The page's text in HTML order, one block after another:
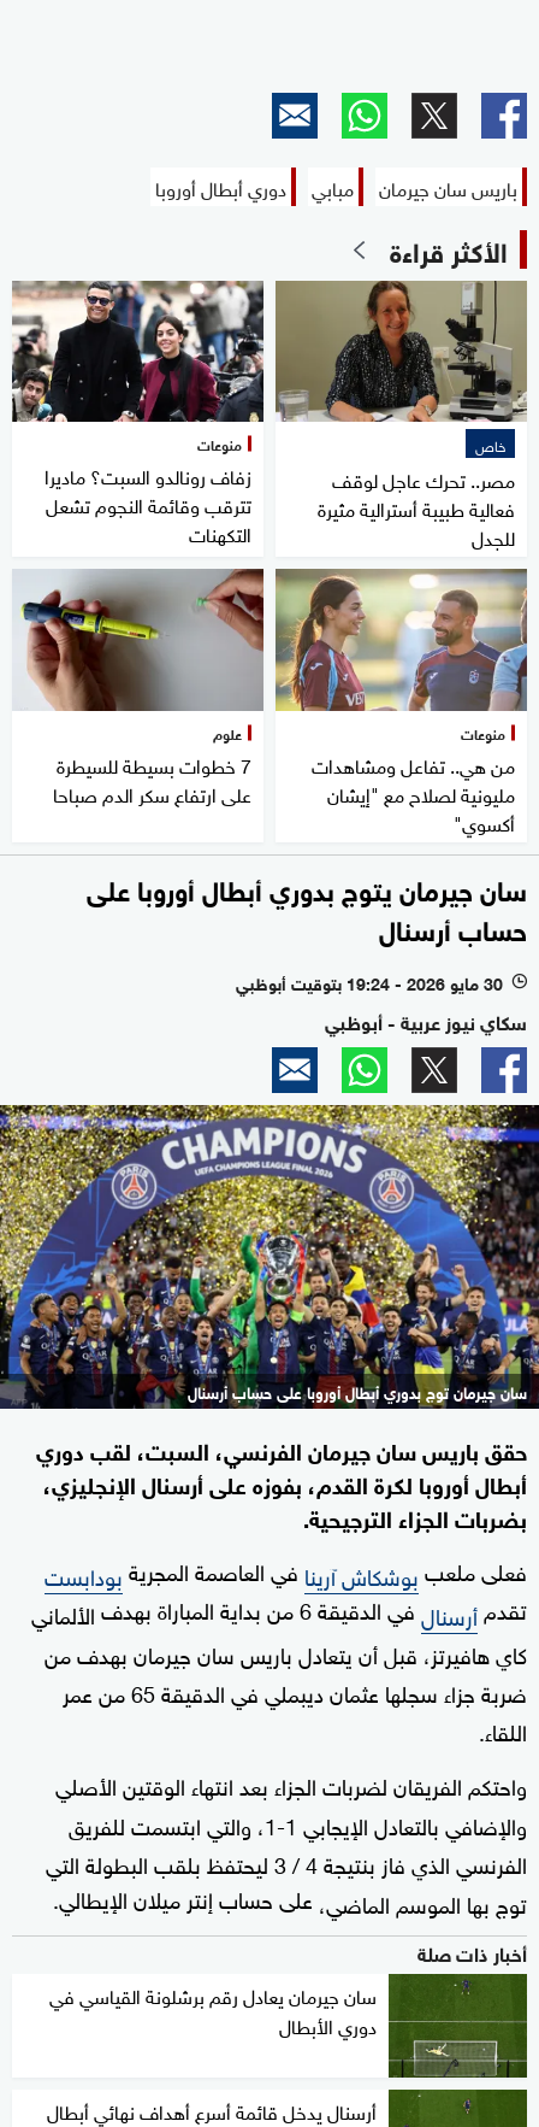
باريس سان جيرمان مبابي دوري أبطال أوروبا
الأكثر قراءة
خاص
مصر.. تحرك عاجل لوقف
فعالية طبيبة أسترالية مثيرة
للجدل
منوعات
زفاف رونالدو السبت؟ ماديرا
تترقب وقائمة النجوم تشعل
التكهنات
منوعات
من هي.. تفاعل ومشاهدات
مليونية لصلاح مع "إيشان
أكسوي"
علوم
7 خطوات بسيطة للسيطرة
على ارتفاع سكر الدم صباحا
سان جيرمان يتوج بدوري أبطال أوروبا على
حساب أرسنال
l 30 مايو 2026 - 19:24 بتوقيت أبوظبي
سكاي نيوز عربية - أبوظبي
سان جيرمان توج بدوري أبطال أوروبا على حساب أرسنال
حقق باريس سان جيرمان الفرنسي، السبت، لقب دوري
أبطال أوروبا لكرة القدم، بفوزه على أرسنال الإنجليزي،
بضربات الجزاء الترجيحية.
فعلى ملعببوشكاش آرينا في العاصمة المجريةبودابست
تقدمأرسنالفي الدقيقة 6 من بداية المباراة بهدف
الألماني
كاي هافيرتز، قبل أن يتعادل باريس سان جيرمان بهدف من
ضربة جزاء سجلها عثمان ديبملي في الدقيقة 65 من عمر
اللقاء.
واحتكم الفريقان لضربات الجزاء بعد انتهاء الوقتين الأصلي
والإضافي بالتعادل الإيجابي 1-1، والتي ابتسمت للفريق
الفرنسي الذي فاز بنتيجة 4 / 3 ليحتفظ بلقب البطولة التي
توج بها الموسم الماضي، على حساب إنتر ميلان الإيطالي.
أخبار ذات صلة
سان جيرمان يعادل رقم برشلونة القياسي في
دوري الأبطال
أرسنال يدخل قائمة أسرع أهداف نهائي أبطال